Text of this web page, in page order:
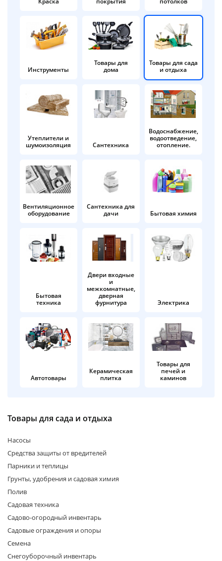
Инструменты
Товары для
дома
Товары для сада
и отдыха
Утеплители и
шумоизоляция
Сантехника
Водоснабжение,
водоотведение,
отопление.
Вентиляционное
оборудование
Сантехника для
дачи
Бытовая химия
Бытовая
техника
Двери входные
и
межкомнатные,
дверная
фурнитура
Электрика
Автотовары
Керамическая
плитка
Товары для
печей и
каминов
Товары для сада и отдыха
Насосы
Средства защиты от вредителей
Парники и теплицы
Грунты, удобрения и садовая химия
Полив
Садовая техника
Садово-огородный инвентарь
Садовые ограждения и опоры
Семена
Снегоуборочный инвентарь
в корзину
Оплачивайте сегодня только
25% картой любого банка
Получайте товар
выбранный способом
Оставшиеся
% будут
по25%каждые 2 недели
Подробнее
об оплате Плайтом
раз в 2
недели
Остались вопросы?
8 800 302-02-51
plait.ru